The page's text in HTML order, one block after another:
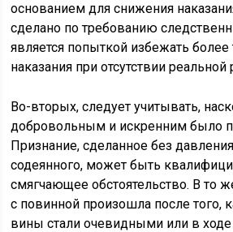
основанием для снижения
сделано по требованию
является попыткой избежать более
наказания при отсутствии реальной
Во-вторых, следует учитывать,
добровольным и искренним было
Признание, сделанное без
содеянного, может быть
смягчающее обстоятельство. В то
с повинной произошла после того,
вины стали очевидными или в